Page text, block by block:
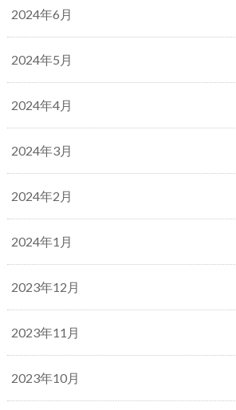
2024年6月
2024年5月
2024年4月
2024年3月
2024年2月
2024年1月
2023年12月
2023年11月
2023年10月